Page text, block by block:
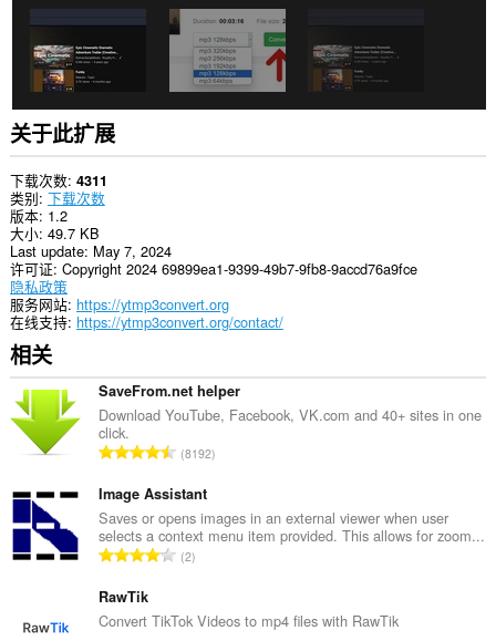
关于此扩展
下载次数 4311
类别 下载次数
版本 1.2
大小 49.7 KB
Last update May 7, 2024
许可证 Copyright 2024 69899ea1-9399-49b7-9fb8-9accd76a9fce
隐私政策
服务网站 https://ytmp3convert.org
在线支持 https://ytmp3convert.org/contact/
相关
SaveFrom.net helper
Download YouTube, Facebook, VK.com and 40+ sites in one
click.
总
分
次
数
：
8192
Image Assistant
Saves or opens images in an external viewer when user
selects a context menu item provided. This allows for zoom...
总
次
2
RawTik
Convert TikTok Videos to mp4 files with RawTik